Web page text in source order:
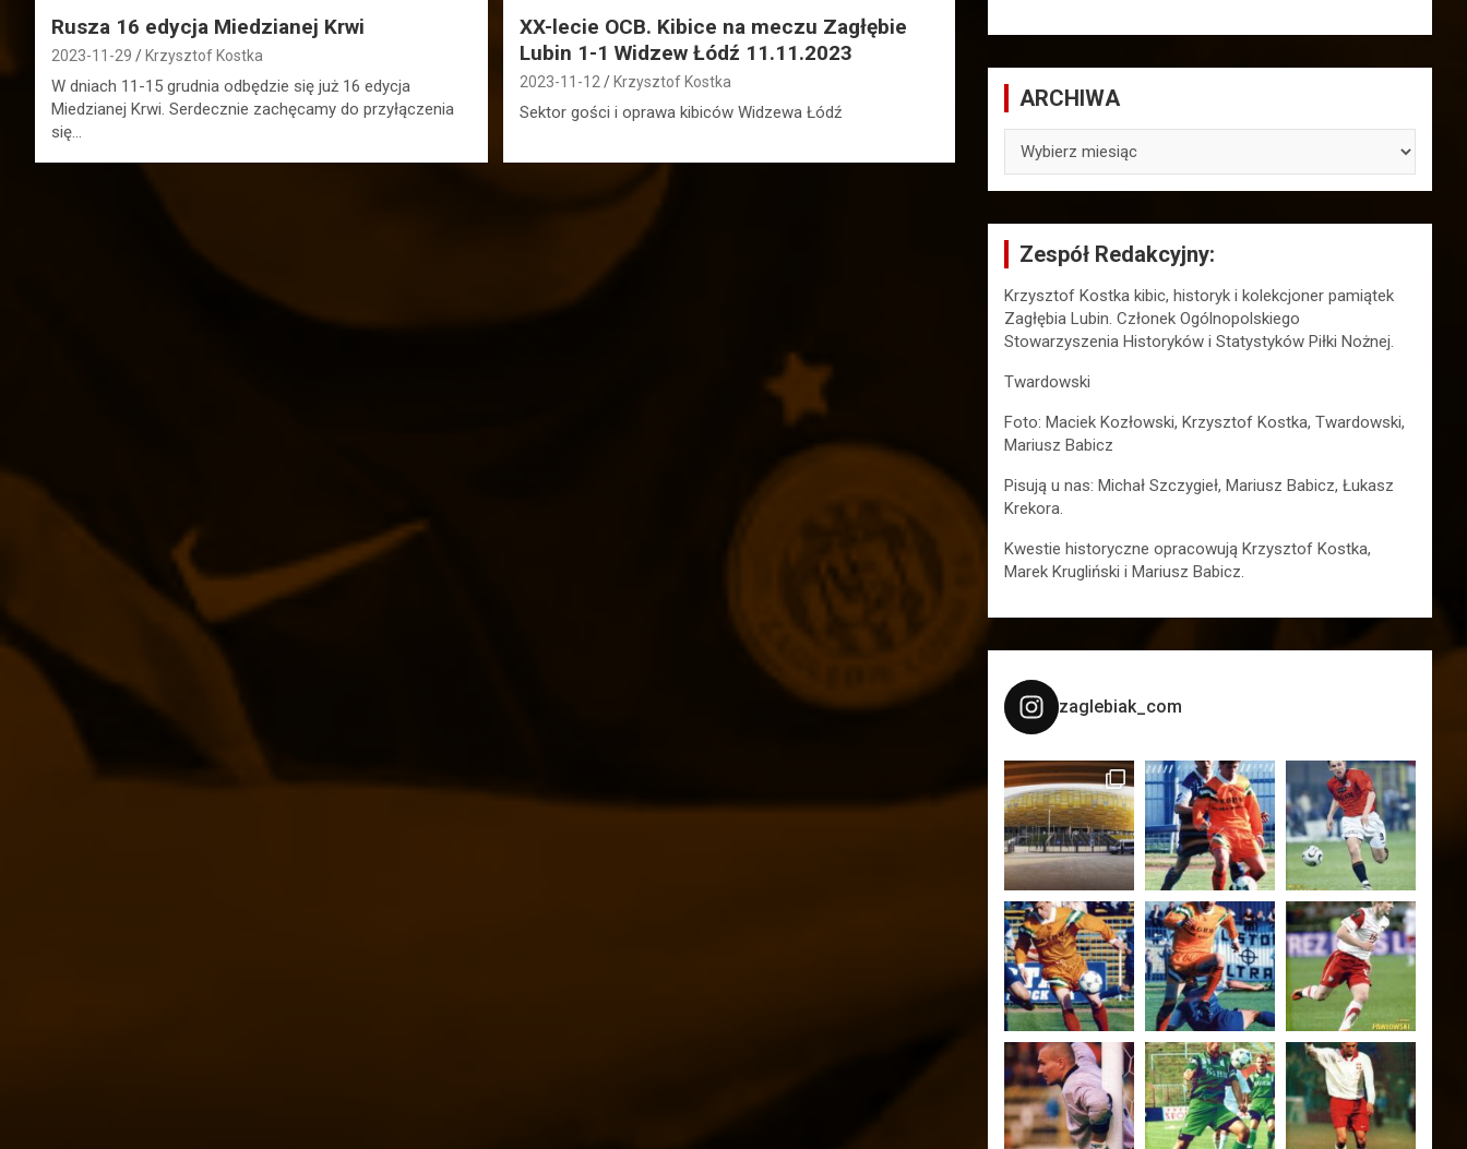
Rusza 16 edycja Miedzianej Krwi
2023-11-29 Krzysztof Kostka
W dniach 11-15 grudnia odbędzie się już 16 edycja
Miedzianej Krwi. Serdecznie zachęcamy do przyłączenia
się…
XX-lecie OCB. Kibice na meczu Zagłębie
Lubin 1-1 Widzew Łódź 11.11.2023
2023-11-12 Krzysztof Kostka
Sektor gości i oprawa kibiców Widzewa Łódź
ARCHIWA
Zespół Redakcyjny:
Krzysztof Kostka kibic, historyk i kolekcjoner pamiątek
Zagłębia Lubin. Członek Ogólnopolskiego
Stowarzyszenia Historyków i Statystyków Piłki Nożnej.
Twardowski
Foto: Maciek Kozłowski, Krzysztof Kostka, Twardowski,
Mariusz Babicz
Pisują u nas: Michał Szczygieł, Mariusz Babicz, Łukasz
Krekora.
Kwestie historyczne opracowują Krzysztof Kostka,
Marek Krugliński i Mariusz Babicz.
zaglebiak_com